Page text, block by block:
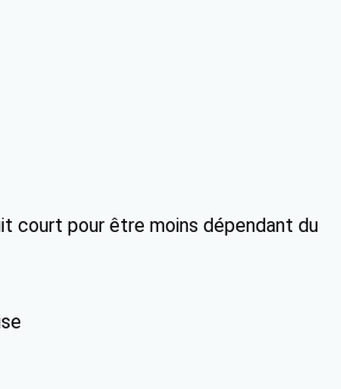
court pour être moins dépendant du